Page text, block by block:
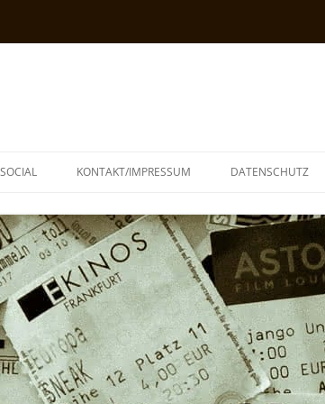
SOCIAL KONTAKT/IMPRESSUM DATENSCHUTZ